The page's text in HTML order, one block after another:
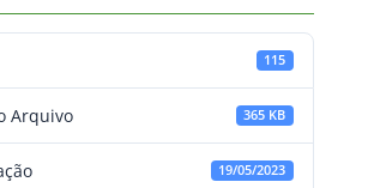
115
Arquivo 365 KB
19/05/2023